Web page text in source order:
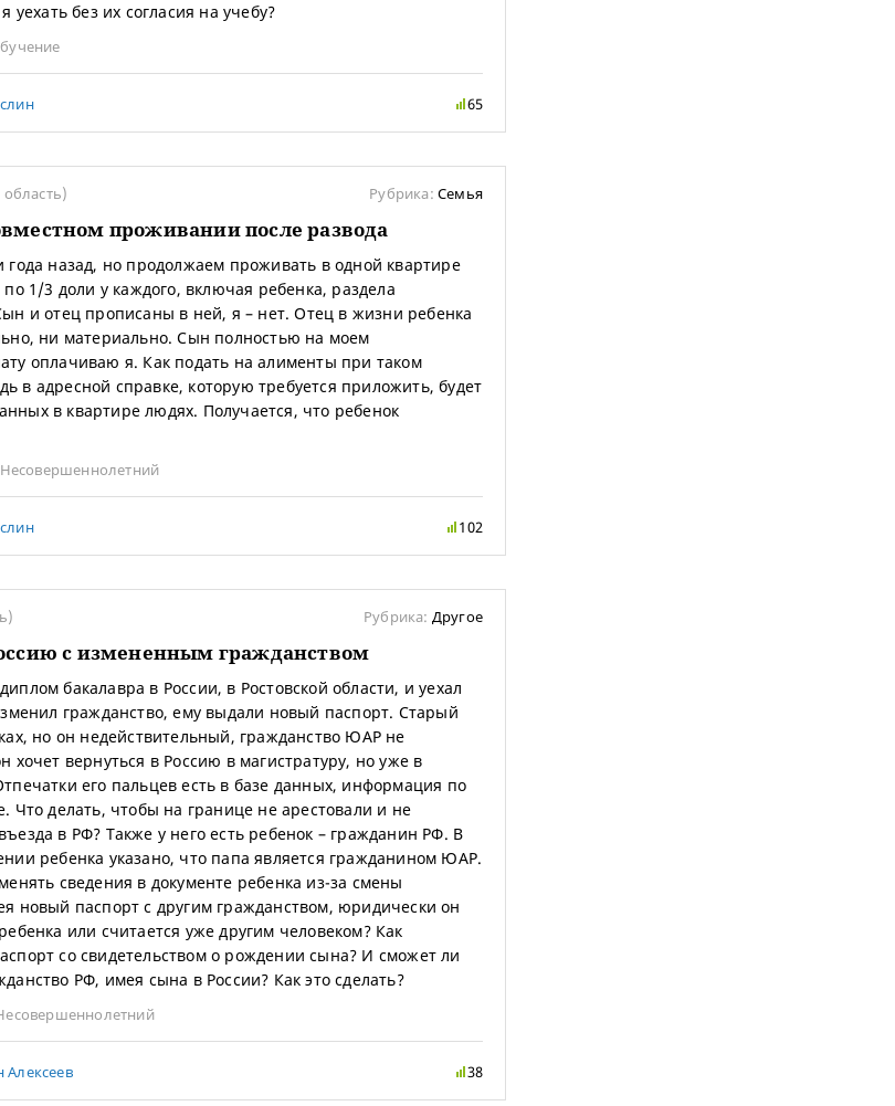
уехать без их согласия на учебу?
65
Рубрика: Семья
проживании после развода
года назад, но продолжаем проживать в одной квартире
1/3 доли у каждого, включая ребенка, раздела
и отец прописаны в ней, я – нет. Отец в жизни ребенка
ни материально. Сын полностью на моем
оплачиваю я. Как подать на алименты при таком
в адресной справке, которую требуется приложить, будет
в квартире людях. Получается, что ребенок
Несовершеннолетний
102
Рубрика: Другое
с измененным гражданством
бакалавра в России, в Ростовской области, и уехал
гражданство, ему выдали новый паспорт. Старый
но он недействительный, гражданство ЮАР не
хочет вернуться в Россию в магистратуру, но уже в
его пальцев есть в базе данных, информация по
Что делать, чтобы на границе не арестовали и не
в РФ? Также у него есть ребенок – гражданин РФ. В
ребенка указано, что папа является гражданином ЮАР.
сведения в документе ребенка из-за смены
новый паспорт с другим гражданством, юридически он
или считается уже другим человеком? Как
со свидетельством о рождении сына? И сможет ли
РФ, имея сына в России? Как это сделать?
Алексеев 38